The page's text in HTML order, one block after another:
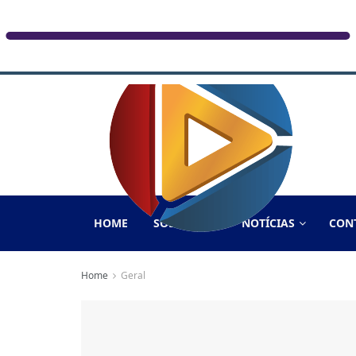
HOME SOBRE NÓS NOTÍCIAS
Home Geral